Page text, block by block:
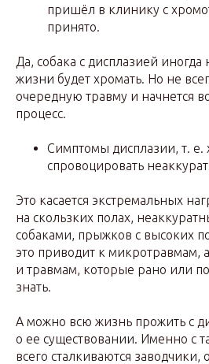
пришёл в клинику с
принято.
Да, собака с дисплазией
жизни будет хромать. Но не
очередную травму и начнется
процесс.
Симптомы дисплазии, т. е.
спровоцировать
Это касается экстремальных
на скользких полах,
собаками, прыжков с высоких
это приводит к микротравмам,
и травмам, которые рано или
знать.
А можно всю жизнь прожить с
о ее существовании. Именно с
всего сталкиваются